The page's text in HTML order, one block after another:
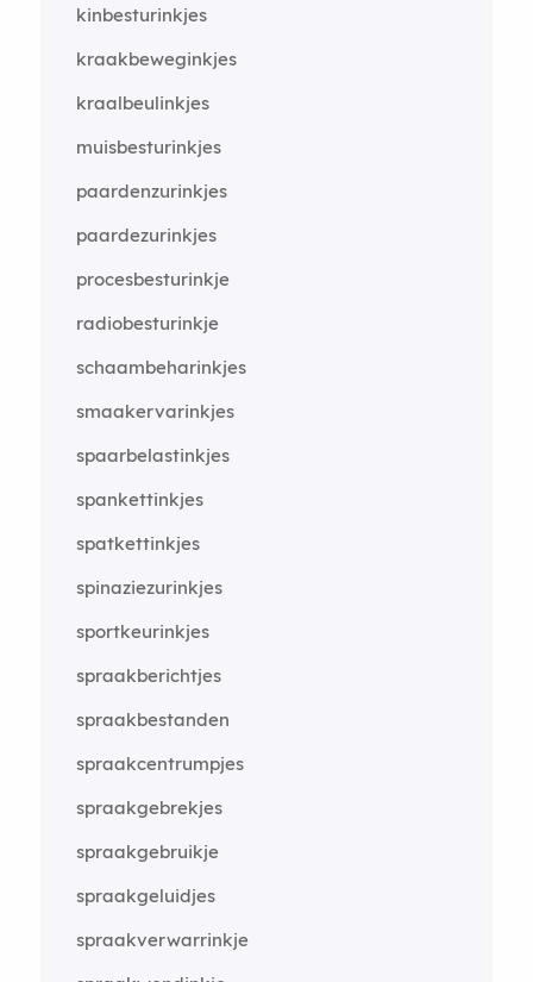
kinbesturinkjes
kraakbeweginkjes
kraalbeulinkjes
muisbesturinkjes
paardenzurinkjes
paardezurinkjes
procesbesturinkje
radiobesturinkje
schaambeharinkjes
smaakervarinkjes
spaarbelastinkjes
spankettinkjes
spatkettinkjes
spinaziezurinkjes
sportkeurinkjes
spraakberichtjes
spraakbestanden
spraakcentrumpjes
spraakgebrekjes
spraakgebruikje
spraakgeluidjes
spraakverwarrinkje